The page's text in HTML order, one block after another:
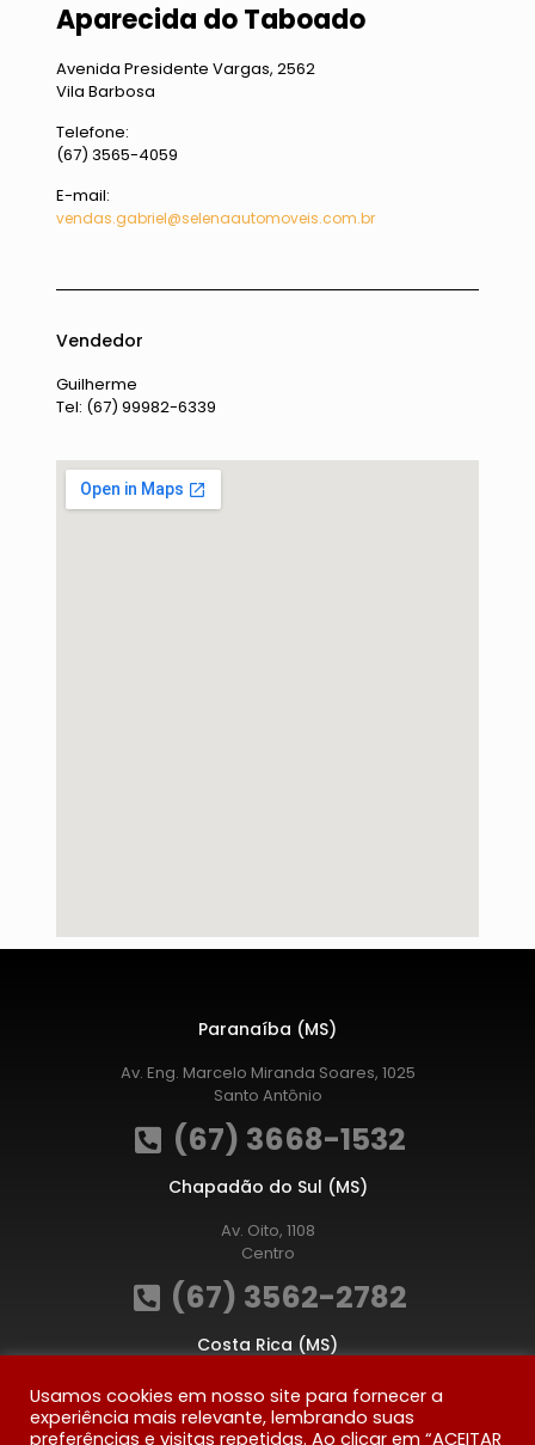
Aparecida do Taboado
Avenida Presidente Vargas, 2562
Vila Barbosa
Telefone:
(67) 3565-4059
E-mail:
vendas.gabriel@selenaautomoveis.com.br
Vendedor
Guilherme
Tel: (67) 99982-6339
Paranaíba (MS)
Av. Eng. Marcelo Miranda Soares, 1025
Santo Antônio
(67) 3668-1532
Chapadão do Sul (MS)
Av. Oito, 1108
Centro
(67) 3562-2782
Costa Rica (MS)
Av. Kendi Nakai, 205
Jardim São Luís
Usamos cookies em nosso site para fornecer a
experiência mais relevante, lembrando suas
preferências e visitas repetidas. Ao clicar em “ACEITAR